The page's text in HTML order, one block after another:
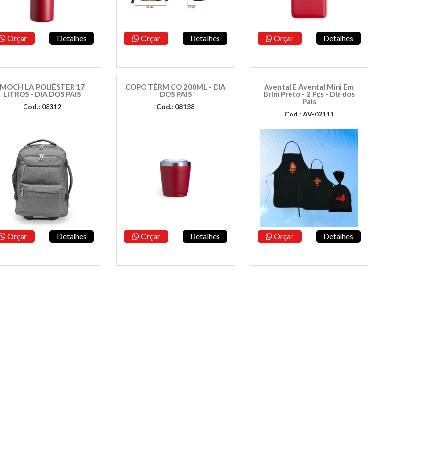
Orçar Detalhes Orçar Detalhes Orçar Detalhes
MOCHILA POLIÉSTER 17
LITROS - DIA DOS PAIS
Cod.: 08312
Orçar Detalhes
COPO TÉRMICO 200ML - DIA
DOS PAIS
Cod.: 08138
Orçar Detalhes
Avental E Avental Mini Em
Brim Preto - 2 Pçs - Dia dos
Pais
Cod.: AV-02111
Orçar Detalhes